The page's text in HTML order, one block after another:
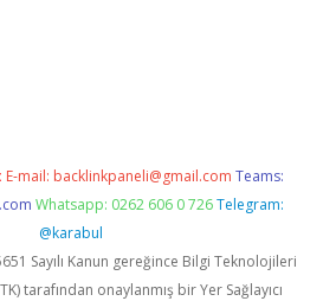
E-mail: backlinkpaneli@gmail.com Teams:
Whatsapp: 0262 606 0 726 Telegram:
@karabul
Sayılı Kanun gereğince Bilgi Teknolojileri
tarafından onaylanmış bir Yer Sağlayıcı